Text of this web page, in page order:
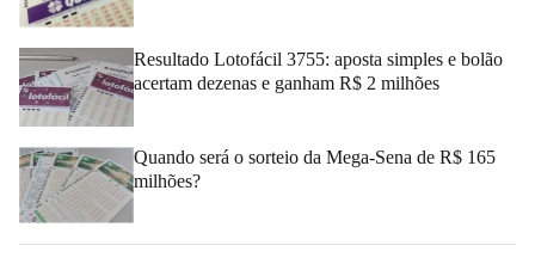
Resultado Lotofácil 3755: aposta simples e bolão
acertam dezenas e ganham R$ 2 milhões
Quando será o sorteio da Mega-Sena de R$ 165
milhões?